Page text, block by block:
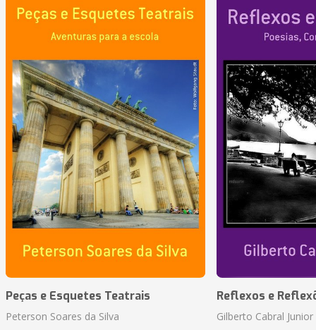
Peças e Esquetes Teatrais
Peterson Soares da Silva
Reflexos e
Gilberto Cabral Junior